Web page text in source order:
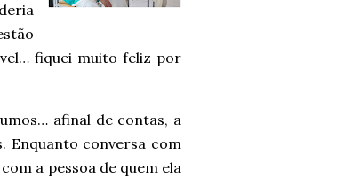
fiquei muito feliz por
afinal de contas, a
Enquanto conversa com
a pessoa de quem ela